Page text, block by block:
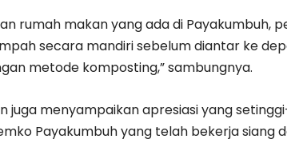
rumah makan yang ada di Payakumbuh,
secara mandiri sebelum diantar ke
metode komposting,” sambungnya.
juga menyampaikan apresiasi yang
Payakumbuh yang telah bekerja siang